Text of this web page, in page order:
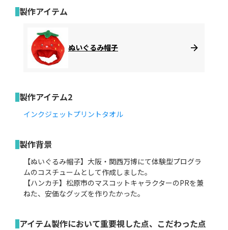
製作アイテム
ぬいぐるみ帽子
製作アイテム2
インクジェットプリントタオル
製作背景
【ぬいぐるみ帽子】大阪・関西万博にて体験型プログラ
ムのコスチュームとして作成しました。
【ハンカチ】松原市のマスコットキャラクターのPRを兼
ねた、安価なグッズを作りたかった。
アイテム製作において重要視した点、こだわった点